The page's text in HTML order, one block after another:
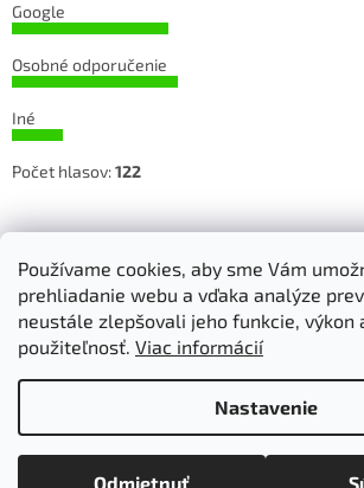
Používame cookies, aby sme Vám
prehliadanie webu a vďaka analýze
neustále zlepšovali jeho funkcie, výkon
použiteľnosť. Viac informácií
Nastavenie
Odmietnuť
Google
Osobné odporučenie
Iné
Počet hlasov:122
RETEX, s.r.o. - strojové